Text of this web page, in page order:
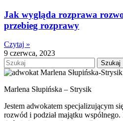
Jak wygląda rozprawa
przebieg rozprawy
Czytaj »
9 czerwca, 2023
Szukaj
Marlena Słupińska – Strysik
Jestem adwokatem specjalizującym
rozwód i podział majątku wspólnego.